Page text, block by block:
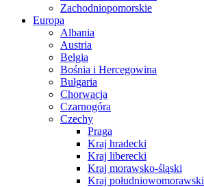
Zachodniopomorskie
Europa
Albania
Austria
Belgia
Bośnia i Hercegowina
Bułgaria
Chorwacja
Czarnogóra
Czechy
Praga
Kraj hradecki
Kraj liberecki
Kraj morawsko-śląski
Kraj południowomorawski